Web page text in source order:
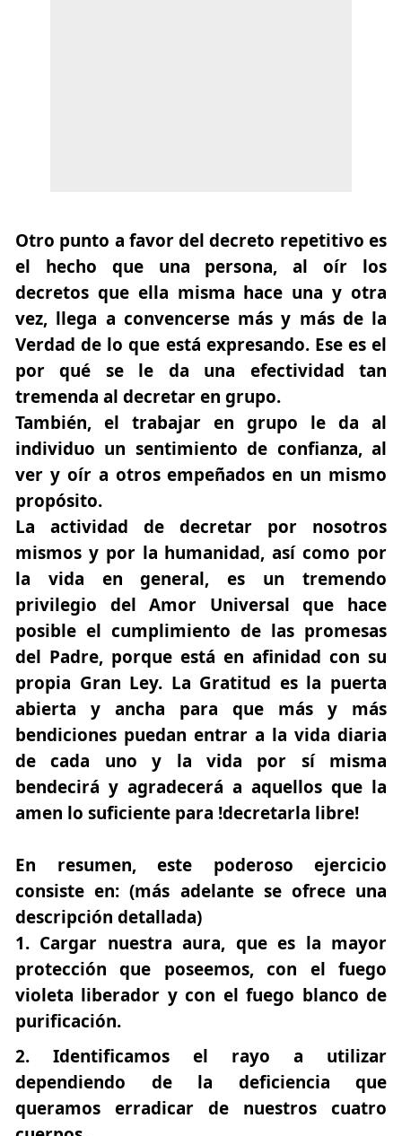
Otro punto a favor del decreto repetitivo es
el hecho que una persona, al oír los
decretos que ella misma hace una y otra
vez, llega a convencerse más y más de la
Verdad de lo que está expresando. Ese es el
por qué se le da una efectividad tan
tremenda al decretar en grupo.
También, el trabajar en grupo le da al
individuo un sentimiento de confianza, al
ver y oír a otros empeñados en un mismo
propósito.
La actividad de decretar por nosotros
mismos y por la humanidad, así como por
la vida en general, es un tremendo
privilegio delAmor Universalque hace
posible el cumplimiento de las promesas
del Padre, porque está en afinidad con su
propia Gran Ley. La Gratitud es la puerta
abierta y ancha para que más y más
bendiciones puedan entrar a la vida diaria
de cada uno y la vida por sí misma
bendecirá y agradecerá a aquellos que la
amen lo suficiente para !decretarla libre!
En resumen, este poderoso ejercicio
consiste en: (más adelante se ofrece una
descripción detallada)
Cargar nuestra aura, que es la mayor
protección que poseemos, con el fuego
violeta liberador y con el fuego blanco de
purificación.
Identificamos el rayo a utilizar
dependiendo de la deficiencia que
queramos erradicar de nuestros cuatro